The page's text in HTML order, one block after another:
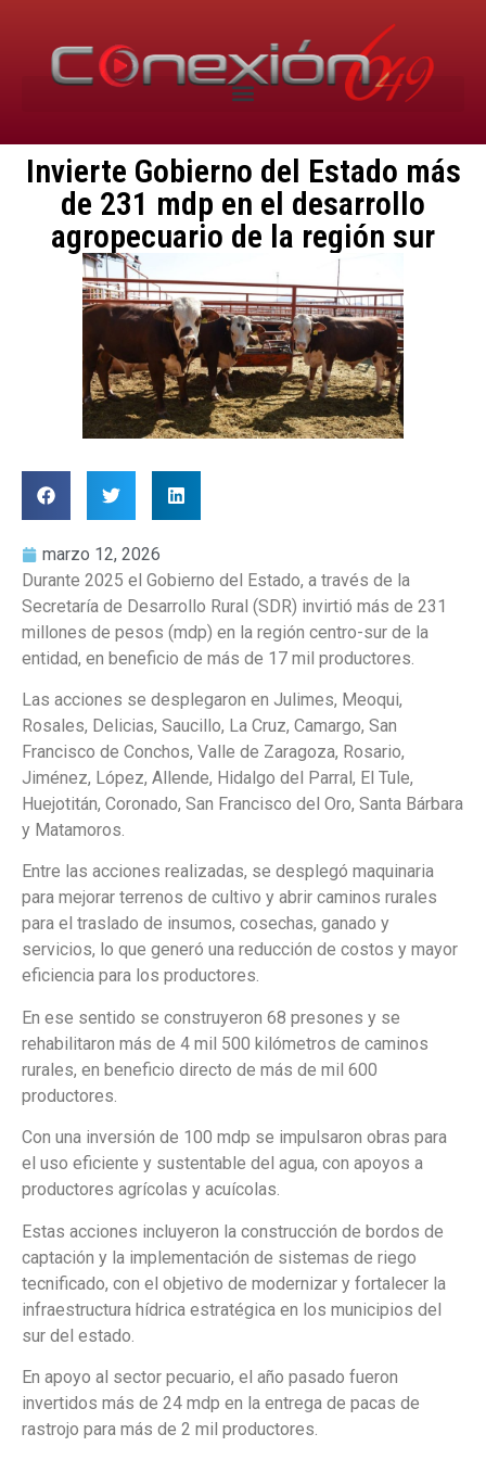
Invierte Gobierno del Estado más
de 231 mdp en el desarrollo
agropecuario de la región sur
marzo 12, 2026
Durante 2025 el Gobierno del Estado, a través de la
Secretaría de Desarrollo Rural (SDR) invirtió más de 231
millones de pesos (mdp) en la región centro-sur de la
entidad, en beneficio de más de 17 mil productores.
Las acciones se desplegaron en Julimes, Meoqui,
Rosales, Delicias, Saucillo, La Cruz, Camargo, San
Francisco de Conchos, Valle de Zaragoza, Rosario,
Jiménez, López, Allende, Hidalgo del Parral, El Tule,
Huejotitán, Coronado, San Francisco del Oro, Santa Bárbara
y Matamoros.
Entre las acciones realizadas, se desplegó maquinaria
para mejorar terrenos de cultivo y abrir caminos rurales
para el traslado de insumos, cosechas, ganado y
servicios, lo que generó una reducción de costos y mayor
eficiencia para los productores.
En ese sentido se construyeron 68 presones y se
rehabilitaron más de 4 mil 500 kilómetros de caminos
rurales, en beneficio directo de más de mil 600
productores.
Con una inversión de 100 mdp se impulsaron obras para
el uso eficiente y sustentable del agua, con apoyos a
productores agrícolas y acuícolas.
Estas acciones incluyeron la construcción de bordos de
captación y la implementación de sistemas de riego
tecnificado, con el objetivo de modernizar y fortalecer la
infraestructura hídrica estratégica en los municipios del
sur del estado.
En apoyo al sector pecuario, el año pasado fueron
invertidos más de 24 mdp en la entrega de pacas de
rastrojo para más de 2 mil productores.